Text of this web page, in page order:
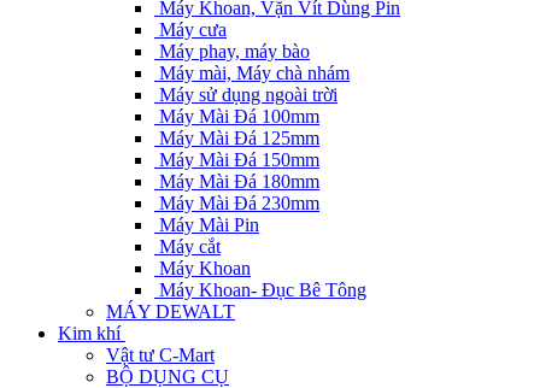
Máy Khoan, Vặn Vít Dùng Pin
Máy cưa
Máy phay, máy bào
Máy mài, Máy chà nhám
Máy sử dụng ngoài trời
Máy Mài Đá 100mm
Máy Mài Đá 125mm
Máy Mài Đá 150mm
Máy Mài Đá 180mm
Máy Mài Đá 230mm
Máy Mài Pin
Máy cắt
Máy Khoan
Máy Khoan- Đục Bê Tông
MÁY DEWALT
Kim khí
Vật tư C-Mart
BỘ DỤNG CỤ